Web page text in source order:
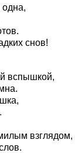
снов!
вспышкой,
взглядом,